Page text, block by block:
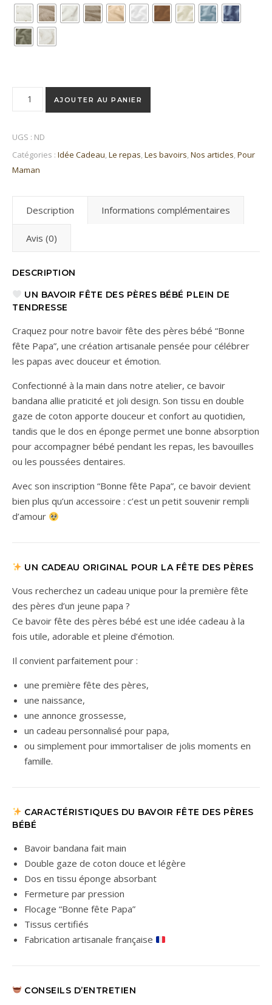
quantité de Bavoir fête des pères bébé “Bonne fête Papa”
AJOUTER AU PANIER
UGS : ND
Catégories : Idée Cadeau,Le repas,Les bavoirs,Nos articles,Pour
Maman
Description Informations complémentaires
Avis (0)
DESCRIPTION
UN BAVOIR FÊTE DES PÈRES BÉBÉ PLEIN DE
TENDRESSE
Craquez pour notre bavoir fête des pères bébé “Bonne
fête Papa”, une création artisanale pensée pour célébrer
les papas avec douceur et émotion.
Confectionné à la main dans notre atelier, ce bavoir
bandana allie praticité et joli design. Son tissu en double
gaze de coton apporte douceur et confort au quotidien,
tandis que le dos en éponge permet une bonne absorption
pour accompagner bébé pendant les repas, les bavouilles
ou les poussées dentaires.
Avec son inscription “Bonne fête Papa”, ce bavoir devient
bien plus qu’un accessoire : c’est un petit souvenir rempli
d’amour
UN CADEAU ORIGINAL POUR LA FÊTE DES PÈRES
Vous recherchez un cadeau unique pour la première fête
des pères d’un jeune papa ?
Ce bavoir fête des pères bébé est une idée cadeau à la
fois utile, adorable et pleine d’émotion.
Il convient parfaitement pour :
une première fête des pères,
une naissance,
une annonce grossesse,
un cadeau personnalisé pour papa,
ou simplement pour immortaliser de jolis moments en
famille.
CARACTÉRISTIQUES DU BAVOIR FÊTE DES PÈRES
BÉBÉ
Bavoir bandana fait main
Double gaze de coton douce et légère
Dos en tissu éponge absorbant
Fermeture par pression
Flocage “Bonne fête Papa”
Tissus certifiés
Fabrication artisanale française
CONSEILS D’ENTRETIEN